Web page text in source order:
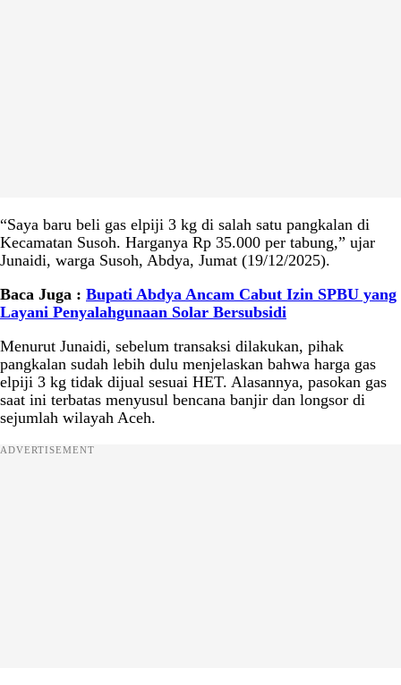
“Saya baru beli gas elpiji 3 kg di salah satu pangkalan di
Kecamatan Susoh. Harganya Rp 35.000 per tabung,” ujar
Junaidi, warga Susoh, Abdya, Jumat (19/12/2025).
Baca Juga : Bupati Abdya Ancam Cabut Izin SPBU yang
Layani Penyalahgunaan Solar Bersubsidi
Menurut Junaidi, sebelum transaksi dilakukan, pihak
pangkalan sudah lebih dulu menjelaskan bahwa harga gas
elpiji 3 kg tidak dijual sesuai HET. Alasannya, pasokan gas
saat ini terbatas menyusul bencana banjir dan longsor di
sejumlah wilayah Aceh.
ADVERTISEMENT